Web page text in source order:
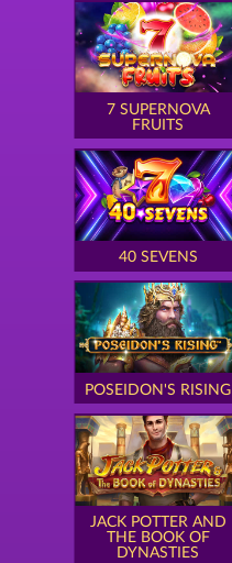
7 SUPERNOVA
FRUITS
40 SEVENS
POSEIDON'S RISING
JACK POTTER AND
THE BOOK OF
DYNASTIES